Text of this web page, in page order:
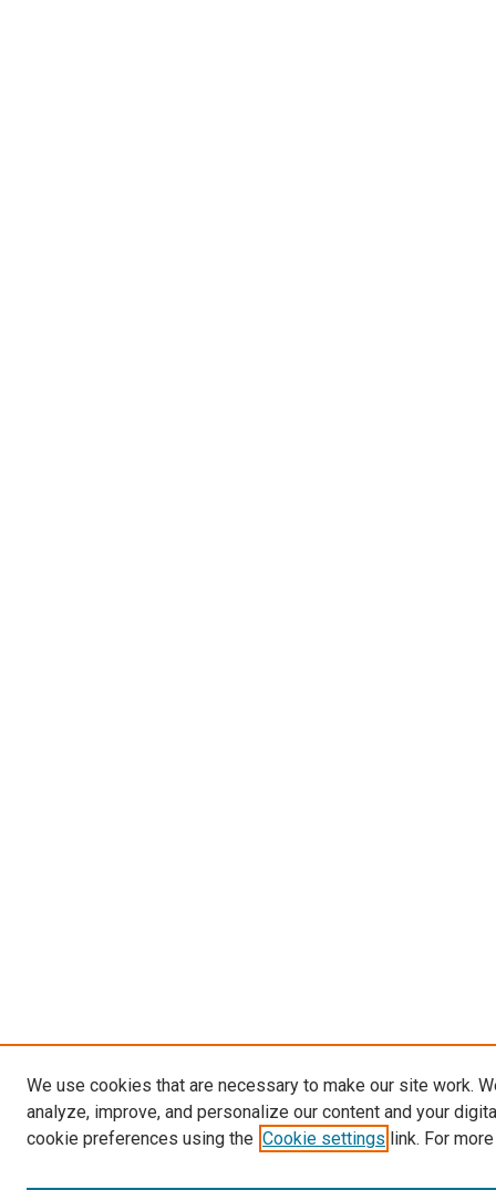
We use cookies that are necessary to make our site work.
analyze, improve, and personalize our content and your
cookie preferences using the Cookie settings link. For